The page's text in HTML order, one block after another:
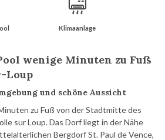
Klimaanlage
wenige Minuten zu Fuß
Loup
und schöne Aussicht
zu Fuß von der Stadtmitte des
sur Loup. Das Dorf liegt in der Nähe
Bergdorf St. Paul de Vence,